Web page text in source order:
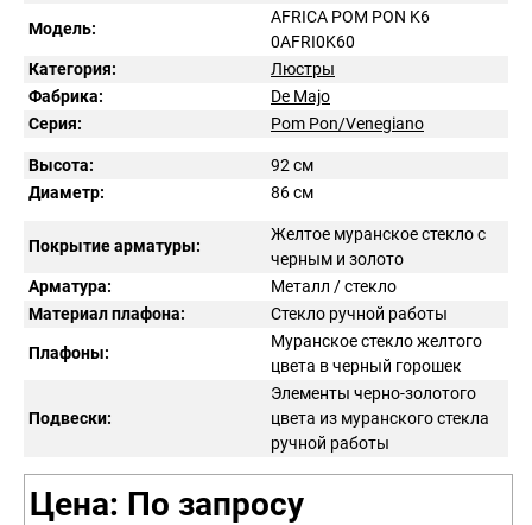
Модель:
AFRICA POM PON K6
0AFRI0K60
Категория:
Люстры
Фабрика:
De Majo
Серия:
Pom Pon/Venegiano
Высота:
92 см
Диаметр:
86 см
Покрытие арматуры:
Желтое муранское стекло с
черным и золото
Арматура:
Металл / стекло
Материал плафона:
Стекло ручной работы
Плафоны:
Муранское стекло желтого
цвета в черный горошек
Подвески:
Элементы черно-золотого
цвета из муранского стекла
ручной работы
Цена: По запросу